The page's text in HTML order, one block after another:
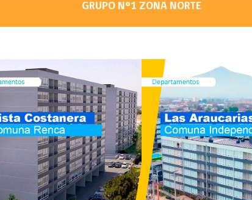
GRUPO N°1 ZONA NORTE